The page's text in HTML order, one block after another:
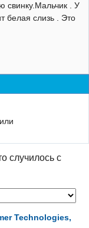
свинку.Мальчик . У
белая слизь . Это
или
случилось с
Technologies,